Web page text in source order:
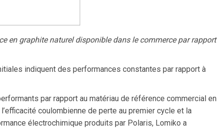
en graphite naturel disponible dans le commerce par rapport
indiquent des performances constantes par rapport à
par rapport au matériau de référence commercial en
coulombienne de perte au premier cycle et la
électrochimique produits par Polaris, Lomiko a